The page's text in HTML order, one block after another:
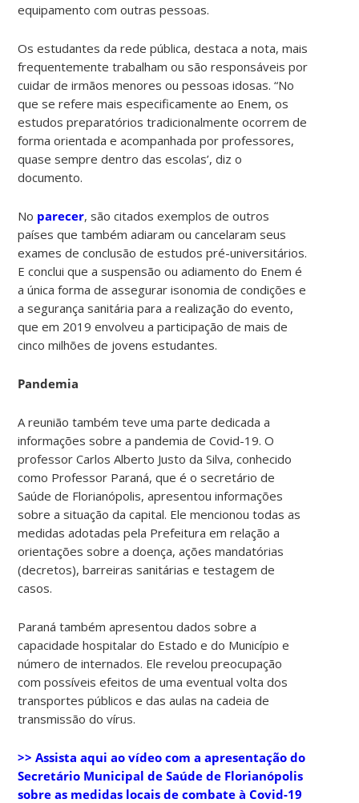
equipamento com outras pessoas.
Os estudantes da rede pública, destaca a nota, mais
frequentemente trabalham ou são responsáveis por
cuidar de irmãos menores ou pessoas idosas. “No
que se refere mais especificamente ao Enem, os
estudos preparatórios tradicionalmente ocorrem de
forma orientada e acompanhada por professores,
quase sempre dentro das escolas’, diz o
documento.
No parecer, são citados exemplos de outros
países que também adiaram ou cancelaram seus
exames de conclusão de estudos pré-universitários.
E conclui que a suspensão ou adiamento do Enem é
a única forma de assegurar isonomia de condições e
a segurança sanitária para a realização do evento,
que em 2019 envolveu a participação de mais de
cinco milhões de jovens estudantes.
Pandemia
A reunião também teve uma parte dedicada a
informações sobre a pandemia de Covid-19. O
professor Carlos Alberto Justo da Silva, conhecido
como Professor Paraná, que é o secretário de
Saúde de Florianópolis, apresentou informações
sobre a situação da capital. Ele mencionou todas as
medidas adotadas pela Prefeitura em relação a
orientações sobre a doença, ações mandatórias
(decretos), barreiras sanitárias e testagem de
casos.
Paraná também apresentou dados sobre a
capacidade hospitalar do Estado e do Município e
número de internados. Ele revelou preocupação
com possíveis efeitos de uma eventual volta dos
transportes públicos e das aulas na cadeia de
transmissão do vírus.
>> Assista aqui ao vídeo com a apresentação do
Secretário Municipal de Saúde de Florianópolis
sobre as medidas locais de combate à Covid-19